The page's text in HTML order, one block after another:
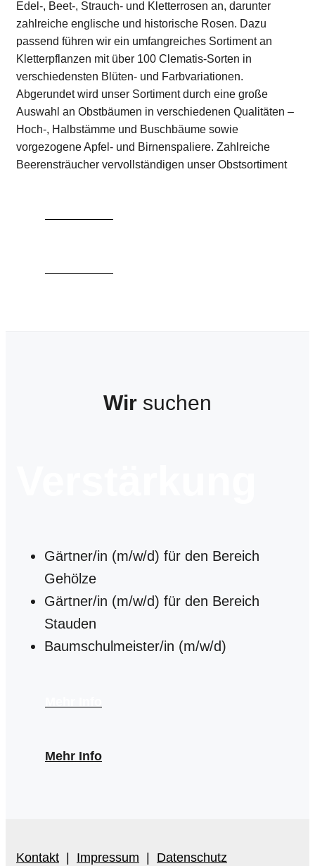
Edel-, Beet-, Strauch- und Kletterrosen an, darunter
zahlreiche englische und historische Rosen. Dazu
passend führen wir ein umfangreiches Sortiment an
Kletterpflanzen mit über 100 Clematis-Sorten in
verschiedensten Blüten- und Farbvariationen.
Abgerundet wird unser Sortiment durch eine große
Auswahl an Obstbäumen in verschiedenen Qualitäten –
Hoch-, Halbstämme und Buschbäume sowie
vorgezogene Apfel- und Birnenspaliere. Zahlreiche
Beerensträucher vervollständigen unser Obstsortiment
Wir suchen
Gärtner/in (m/w/d) für den Bereich
Gehölze
Gärtner/in (m/w/d) für den Bereich
Stauden
Baumschulmeister/in (m/w/d)
Mehr Info
Kontakt | Impressum | Datenschutz